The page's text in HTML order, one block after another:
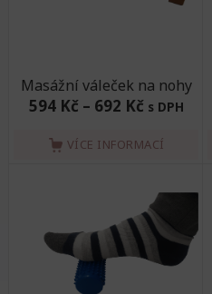
Masážní váleček na nohy
594 Kč– 692 Kč s DPH
VÍCE INFORMACÍ